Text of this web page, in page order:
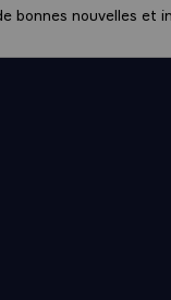
propres à
mandat
trop. M.
jusqu'au
bonnes nouvelles et